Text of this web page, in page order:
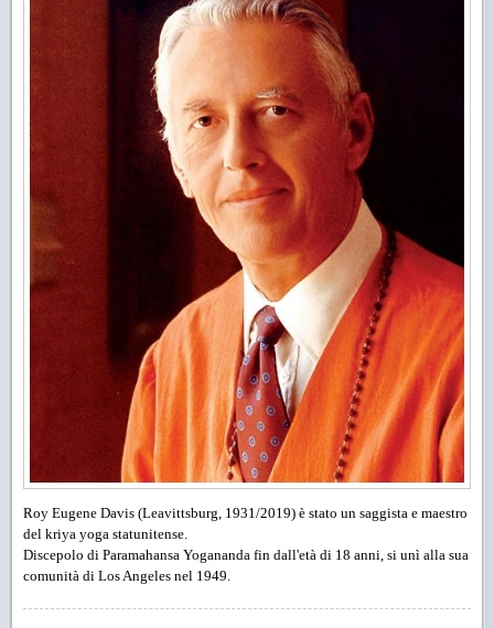
Roy Eugene Davis (Leavittsburg, 1931/2019) è stato un saggista e maestro
del kriya yoga statunitense.
Discepolo di Paramahansa Yogananda fin dall'età di 18 anni, si unì alla sua
comunità di Los Angeles nel 1949.